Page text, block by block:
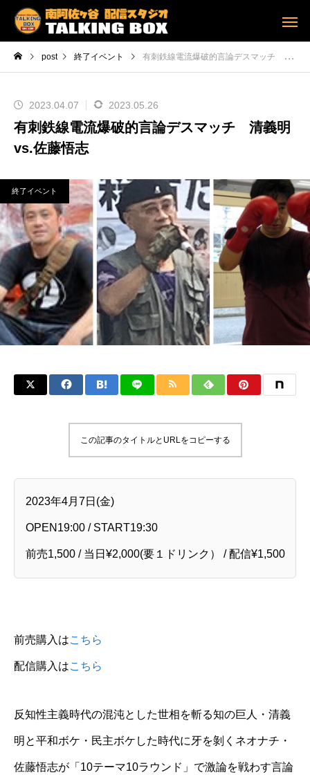
post 終了イベント 有刺鉄線電流爆破的言論デスマッチ 清義明vs.佐藤悟志
2023.04.07 2023.05.26
有刺鉄線電流爆破的言論デスマッチ 清義明
vs.佐藤悟志
終了イベント
この記事のタイトルとURLをコピーする
2023年4月7日(金)
OPEN19:00 / START19:30
前売1,500 / 当日¥2,000(要１ドリンク） / 配信¥1,500
前売購入はこちら
配信購入はこちら
反知性主義時代の混沌とした世相を斬る知の巨人・清義
明と平和ボケ・民主ボケした時代に牙を剝くネオナチ・
佐藤悟志が「10テーマ10ラウンド」で激論を戦わす言論